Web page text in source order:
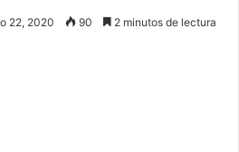
22, 2020 90 2 minutos de lectura